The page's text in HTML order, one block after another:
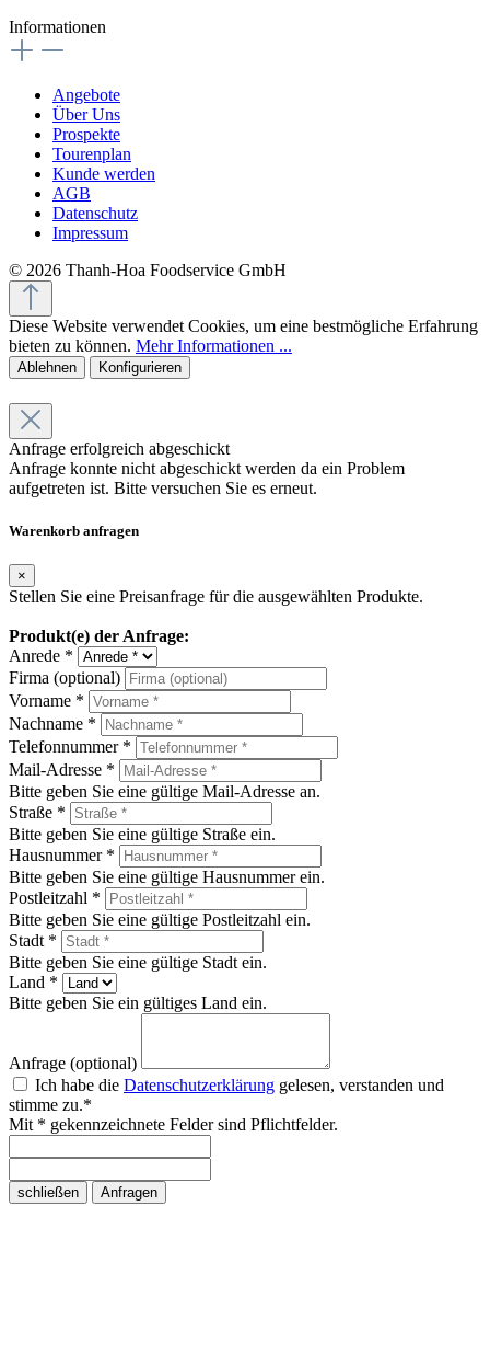
Informationen
Angebote
Über Uns
Prospekte
Tourenplan
Kunde werden
AGB
Datenschutz
Impressum
© 2026 Thanh-Hoa Foodservice GmbH
Diese Website verwendet Cookies, um eine bestmögliche Erfahrung
bieten zu können. Mehr Informationen ...
Ablehnen Konfigurieren
Anfrage erfolgreich abgeschickt
Anfrage konnte nicht abgeschickt werden da ein Problem
aufgetreten ist. Bitte versuchen Sie es erneut.
Warenkorb anfragen
×
Stellen Sie eine Preisanfrage für die ausgewählten Produkte.
Produkt(e) der Anfrage:
Anrede *
Firma (optional)
Vorname *
Nachname *
Telefonnummer *
Mail-Adresse *
Bitte geben Sie eine gültige Mail-Adresse an.
Straße *
Bitte geben Sie eine gültige Straße ein.
Hausnummer *
Bitte geben Sie eine gültige Hausnummer ein.
Postleitzahl *
Bitte geben Sie eine gültige Postleitzahl ein.
Stadt *
Bitte geben Sie eine gültige Stadt ein.
Land *
Bitte geben Sie ein gültiges Land ein.
Anfrage (optional)
Ich habe die Datenschutzerklärung gelesen, verstanden und
stimme zu.*
Mit * gekennzeichnete Felder sind Pflichtfelder.
schließen Anfragen